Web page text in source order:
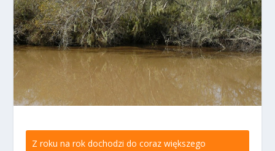
Z roku na rok dochodzi do coraz większego